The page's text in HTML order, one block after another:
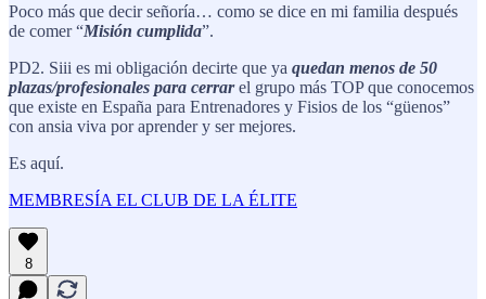
Poco más que decir señoría… como se dice en mi familia después
de comer “Misión cumplida”.
PD2. Siii es mi obligación decirte que ya quedan menos de 50
plazas/profesionales para cerrarel grupo más TOP que conocemos
que existe en España para Entrenadores y Fisios de los “güenos”
con ansia viva por aprender y ser mejores.
Es aquí.
MEMBRESÍA EL CLUB DE LA ÉLITE
8